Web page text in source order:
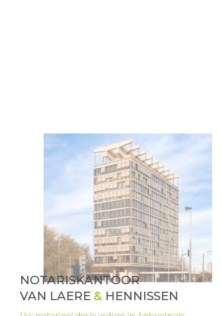
NOTARISKANTOOR
VAN LAERE & HENNISSEN